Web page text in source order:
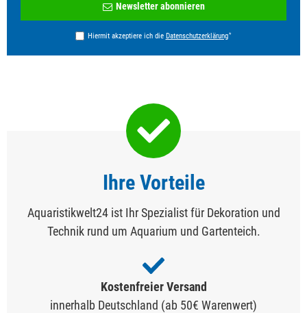
Honig
Newsletter abonnieren
Hiermit akzeptiere ich die Daten­schutz­erklärung*
Ihre Vorteile
Aquaristikwelt24 ist Ihr Spezialist für Dekoration und
Technik rund um Aquarium und Gartenteich.
Kostenfreier Versand
innerhalb Deutschland (ab 50€ Warenwert)